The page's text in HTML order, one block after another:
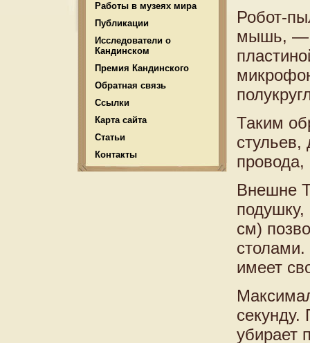
Работы в музеях мира
Публикации
Исследователи о
Кандинском
Премия Кандинского
Обратная связь
Ссылки
Карта сайта
Статьи
Контакты
Робот-
мышь, —
Таким
стульев,
провода,
Внешне
см)
столами.
имеет
убирает